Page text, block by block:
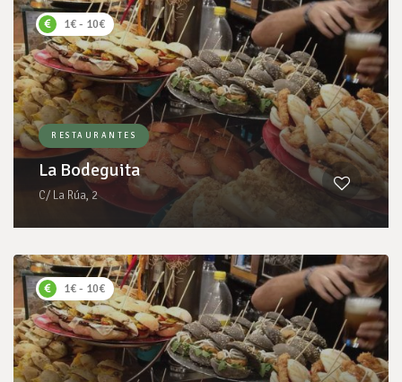
1€ - 10€
RESTAURANTES
La Bodeguita
C/ La Rúa, 2
1€ - 10€